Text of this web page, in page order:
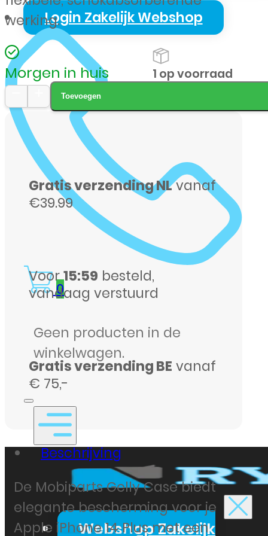
Login Zakelijk Webshop
0
Geen producten in de
winkelwagen.
Webshop Zakelijk
werking.
Morgen in huis
Mobiparts
Gelly
Case
Apple
iPhone
transparant
aantal
Toevoegen
1 op voorraad
Gratis verzending NLvanaf
€39.99
Voor15:59 besteld,
vandaag verstuurd
Gratis verzending BE vanaf
€ 75,-
Beschrijving
De Mobiparts Gelly Case biedt
elegante bescherming voor je
Apple iPhone 14 Plus met een